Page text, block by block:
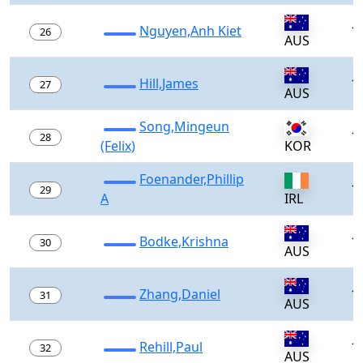
26 Nguyen,Anh Kiet
AUS
27 Hill,James
AUS
28
Song,Mingeun
(Felix)
KOR
29
Foenander,Phillip
A
IRL
30 Bodke,Krishna
AUS
31 Zhang,Daniel
AUS
32 Rehill,Paul
AUS